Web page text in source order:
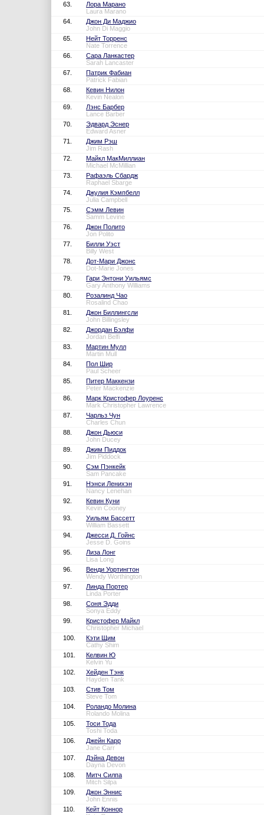
63.
Лора Марано
Laura Marano
64.
Джон Ди Маджио
John Di Maggio
65.
Нейт Торренс
Nate Torrence
66.
Сара Ланкастер
Sarah Lancaster
67.
Патрик Фабиан
Patrick Fabian
68.
Кевин Нилон
Kevin Nealon
69.
Лэнс Барбер
Lance Barber
70.
Эдвард Эснер
Edward Asner
71.
Джим Рэш
Jim Rash
72.
Майкл МакМиллиан
Michael McMillian
73.
Рафаэль Сбардж
Raphael Sbarge
74.
Джулия Кэмпбелл
Julia Campbell
75.
Сэмм Левин
Samm Levine
76.
Джон Полито
Jon Polito
77.
Билли Уэст
Billy West
78.
Дот-Мари Джонс
Dot-Marie Jones
79.
Гари Энтони Уильямс
Gary Anthony Williams
80.
Розалинд Чао
Rosalind Chao
81.
Джон Биллингсли
John Billingsley
82.
Джордан Бэлфи
Jordan Belfi
83.
Мартин Мулл
Martin Mull
84.
Пол Шир
Paul Scheer
85.
Питер Маккензи
Peter Mackenzie
86.
Марк Кристофер Лоуренс
Mark Christopher Lawrence
87.
Чарльз Чун
Charles Chun
88.
Джон Дьюси
John Ducey
89.
Джим Пиддок
Jim Piddock
90.
Сэм Пэнкейк
Sam Pancake
91.
Нэнси Ленихэн
Nancy Lenehan
92.
Кевин Куни
Kevin Cooney
93.
Уильям Бассетт
William Bassett
94.
Джесси Д. Гойнс
Jesse D. Goins
95.
Лиза Лонг
Lisa Long
96.
Венди Уортингтон
Wendy Worthington
97.
Линда Портер
Linda Porter
98.
Соня Эдди
Sonya Eddy
99.
Кристофер Майкл
Christopher Michael
100.
Кэти Щим
Cathy Shim
101.
Келвин Ю
Kelvin Yu
102.
Хейден Тэнк
Hayden Tank
103.
Стив Том
Steve Tom
104.
Роландо Молина
Rolando Molina
105.
Тоси Тода
Toshi Toda
106.
Джейн Карр
Jane Carr
107.
Дэйна Девон
Dayna Devon
108.
Митч Силпа
Mitch Silpa
109.
Джон Эннис
John Ennis
110.
Кейт Коннор